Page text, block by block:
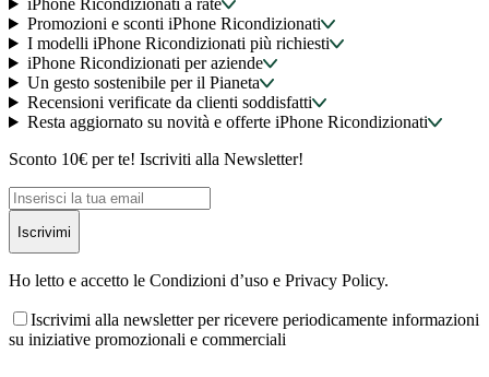
iPhone Ricondizionati a rate
Promozioni e sconti iPhone Ricondizionati
I modelli iPhone Ricondizionati più richiesti
iPhone Ricondizionati per aziende
Un gesto sostenibile per il Pianeta
Recensioni verificate da clienti soddisfatti
Resta aggiornato su novità e offerte iPhone Ricondizionati
Sconto 10€ per te! Iscriviti alla Newsletter!
Iscrivimi
Ho letto e accetto le Condizioni d’uso e Privacy Policy.
Iscrivimi alla newsletter per ricevere periodicamente informazioni
su iniziative promozionali e commerciali